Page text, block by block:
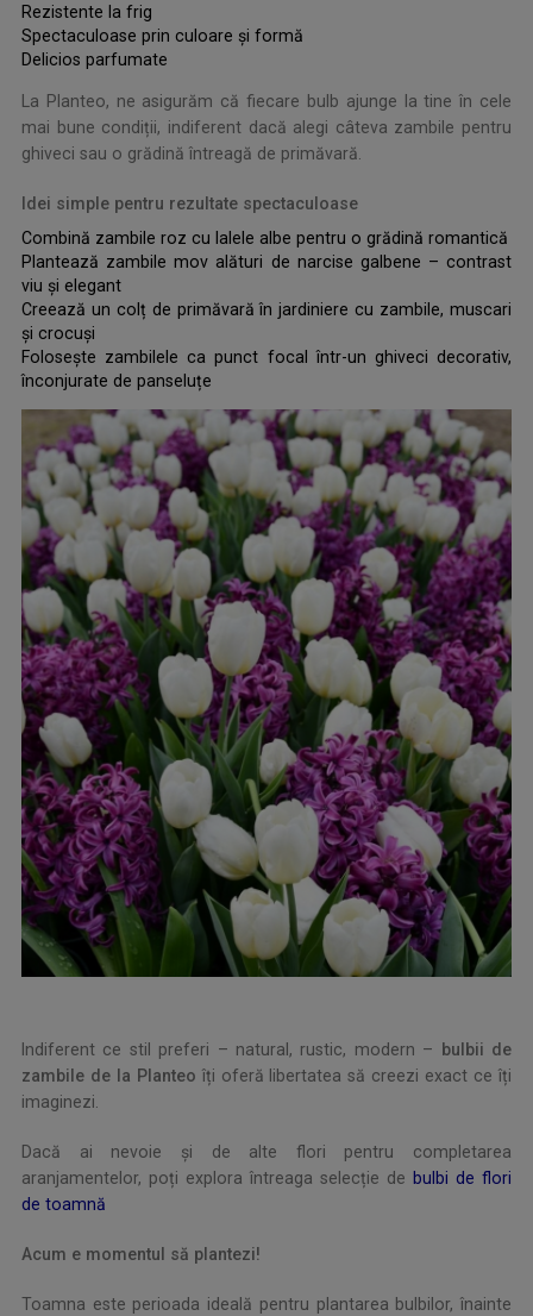
Rezistente la frig
Spectaculoase prin culoare și formă
Delicios parfumate
La Planteo, ne asigurăm că fiecare bulb ajunge la tine în cele
mai bune condiții, indiferent dacă alegi câteva zambile pentru
ghiveci sau o grădină întreagă de primăvară.
Idei simple pentru rezultate spectaculoase
Combină zambile roz cu lalele albe pentru o grădină romantică
Plantează zambile mov alături de narcise galbene – contrast
viu și elegant
Creează un colț de primăvară în jardiniere cu zambile, muscari
și crocuși
Folosește zambilele ca punct focal într-un ghiveci decorativ,
înconjurate de panseluțe
Indiferent ce stil preferi – natural, rustic, modern –
bulbii de
zambile de la Planteo îți oferă libertatea să creezi exact ce îți
imaginezi.
Dacă ai nevoie și de alte flori pentru completarea
aranjamentelor, poți explora întreaga selecție de bulbi de flori
de toamnă
Acum e momentul să plantezi!
Toamna este perioada ideală pentru plantarea bulbilor, înainte